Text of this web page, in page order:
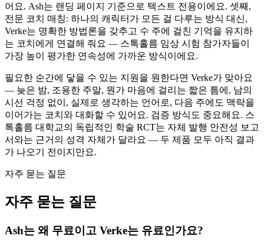
어요. Ash는 랜딩 페이지 기준으로 텍스트 전용이에요. 셋째,
전문 코치 매칭: 하나의 캐릭터가 모든 걸 다루는 방식 대신,
Verke는 명확한 방법론을 갖추고 수 주에 걸친 기억을 유지하
는 코치에게 연결해 줘요 — 스톡홀름 임상 시험 참가자들이
가장 높이 평가한 연속성에 가까운 방식이에요.
필요한 순간에 닿을 수 있는 지원을 원한다면 Verke가 맞아요
— 늦은 밤, 조용한 주말, 뭔가 마음에 걸리는 짧은 틈에, 남의
시선 걱정 없이, 실제로 생각하는 언어로, 다음 주에도 맥락을
이어가는 코치와 대화할 수 있어요. 검증 방식도 중요해요. 스
톡홀름 대학교의 독립적인 학술 RCT는 자체 발행 안전성 보고
서와는 근거의 성격 자체가 달라요 — 두 제품 모두 아직 결과
가 나오기 전이지만요.
자주 묻는 질문
자주 묻는 질문
Ash는 왜 무료이고 Verke는 유료인가요?